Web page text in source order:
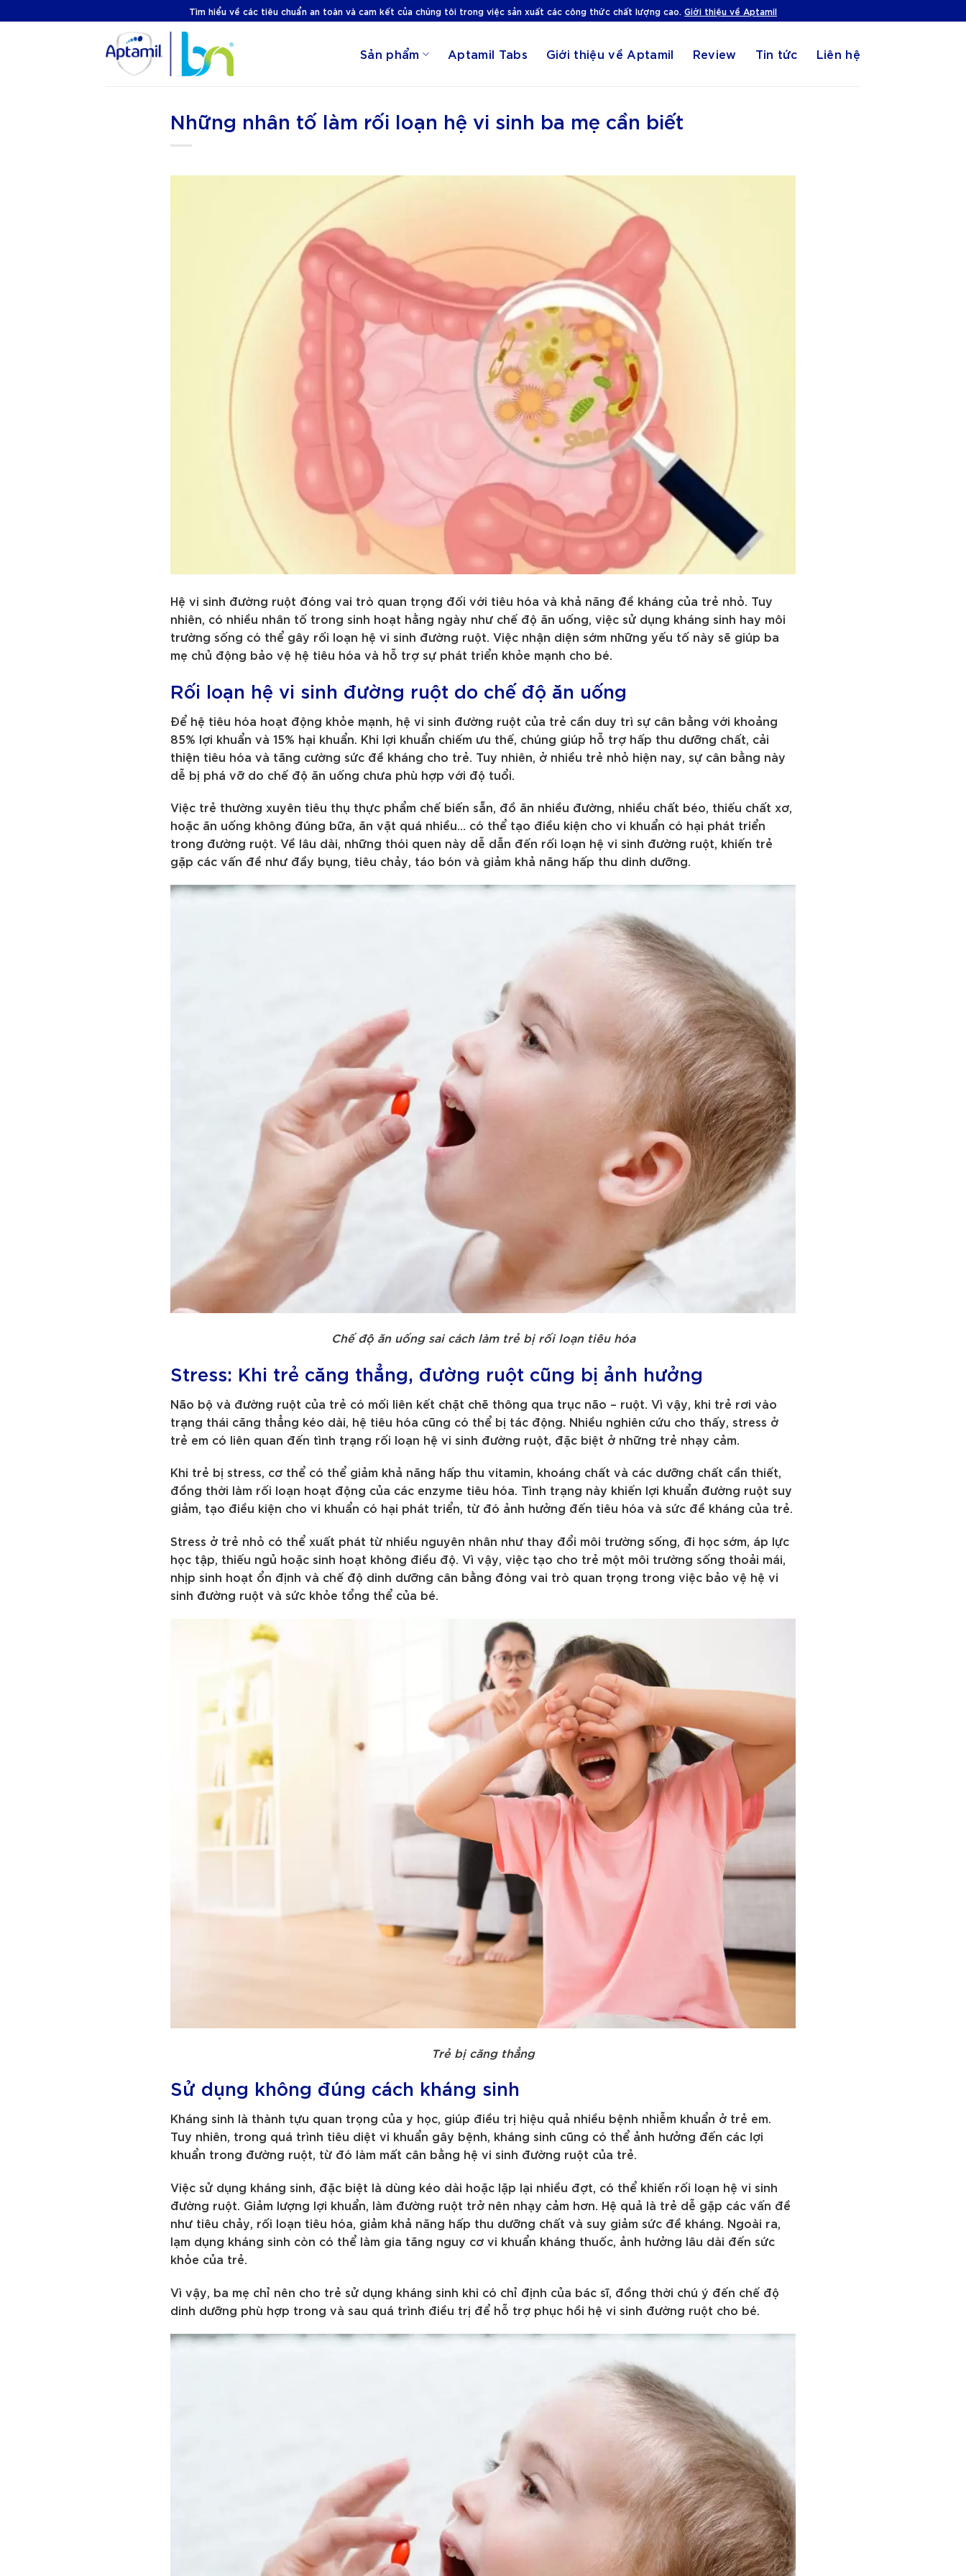
to
Tìm hiểu về các tiêu chuẩn an toàn và cam kết của chúng tôi trong việc sản xuất các công thức chất lượng cao. Giới thiệu về Aptamil
Sản phẩm Aptamil Tabs Giới thiệu về Aptamil Review Tin tức Liên hệ
Những nhân tố làm rối loạn hệ vi sinh ba mẹ cần biết
Hệ vi sinh đường ruột đóng vai trò quan trọng đối với tiêu hóa và khả năng đề kháng của trẻ nhỏ. Tuy
nhiên, có nhiều nhân tố trong sinh hoạt hằng ngày như chế độ ăn uống, việc sử dụng kháng sinh hay môi
trường sống có thể gây rối loạn hệ vi sinh đường ruột. Việc nhận diện sớm những yếu tố này sẽ giúp ba
mẹ chủ động bảo vệ hệ tiêu hóa và hỗ trợ sự phát triển khỏe mạnh cho bé.
Rối loạn hệ vi sinh đường ruột do chế độ ăn uống
Để hệ tiêu hóa hoạt động khỏe mạnh, hệ vi sinh đường ruột của trẻ cần duy trì sự cân bằng với khoảng
85% lợi khuẩn và 15% hại khuẩn. Khi lợi khuẩn chiếm ưu thế, chúng giúp hỗ trợ hấp thu dưỡng chất, cải
thiện tiêu hóa và tăng cường sức đề kháng cho trẻ. Tuy nhiên, ở nhiều trẻ nhỏ hiện nay, sự cân bằng này
dễ bị phá vỡ do chế độ ăn uống chưa phù hợp với độ tuổi.
Việc trẻ thường xuyên tiêu thụ thực phẩm chế biến sẵn, đồ ăn nhiều đường, nhiều chất béo, thiếu chất xơ,
hoặc ăn uống không đúng bữa, ăn vặt quá nhiều… có thể tạo điều kiện cho vi khuẩn có hại phát triển
trong đường ruột. Về lâu dài, những thói quen này dễ dẫn đến rối loạn hệ vi sinh đường ruột, khiến trẻ
gặp các vấn đề như đầy bụng, tiêu chảy, táo bón và giảm khả năng hấp thu dinh dưỡng.
Chế độ ăn uống sai cách làm trẻ bị rối loạn tiêu hóa
Stress: Khi trẻ căng thẳng, đường ruột cũng bị ảnh hưởng
Não bộ và đường ruột của trẻ có mối liên kết chặt chẽ thông qua trục não – ruột. Vì vậy, khi trẻ rơi vào
trạng thái căng thẳng kéo dài, hệ tiêu hóa cũng có thể bị tác động. Nhiều nghiên cứu cho thấy, stress ở
trẻ em có liên quan đến tình trạng rối loạn hệ vi sinh đường ruột, đặc biệt ở những trẻ nhạy cảm.
Khi trẻ bị stress, cơ thể có thể giảm khả năng hấp thu vitamin, khoáng chất và các dưỡng chất cần thiết,
đồng thời làm rối loạn hoạt động của các enzyme tiêu hóa. Tình trạng này khiến lợi khuẩn đường ruột suy
giảm, tạo điều kiện cho vi khuẩn có hại phát triển, từ đó ảnh hưởng đến tiêu hóa và sức đề kháng của trẻ.
Stress ở trẻ nhỏ có thể xuất phát từ nhiều nguyên nhân như thay đổi môi trường sống, đi học sớm, áp lực
học tập, thiếu ngủ hoặc sinh hoạt không điều độ. Vì vậy, việc tạo cho trẻ một môi trường sống thoải mái,
nhịp sinh hoạt ổn định và chế độ dinh dưỡng cân bằng đóng vai trò quan trọng trong việc bảo vệ hệ vi
sinh đường ruột và sức khỏe tổng thể của bé.
Trẻ bị căng thẳng
Sử dụng không đúng cách kháng sinh
Kháng sinh là thành tựu quan trọng của y học, giúp điều trị hiệu quả nhiều bệnh nhiễm khuẩn ở trẻ em.
Tuy nhiên, trong quá trình tiêu diệt vi khuẩn gây bệnh, kháng sinh cũng có thể ảnh hưởng đến các lợi
khuẩn trong đường ruột, từ đó làm mất cân bằng hệ vi sinh đường ruột của trẻ.
Việc sử dụng kháng sinh, đặc biệt là dùng kéo dài hoặc lặp lại nhiều đợt, có thể khiến rối loạn hệ vi sinh
đường ruột. Giảm lượng lợi khuẩn, làm đường ruột trở nên nhạy cảm hơn. Hệ quả là trẻ dễ gặp các vấn đề
như tiêu chảy, rối loạn tiêu hóa, giảm khả năng hấp thu dưỡng chất và suy giảm sức đề kháng. Ngoài ra,
lạm dụng kháng sinh còn có thể làm gia tăng nguy cơ vi khuẩn kháng thuốc, ảnh hưởng lâu dài đến sức
khỏe của trẻ.
Vì vậy, ba mẹ chỉ nên cho trẻ sử dụng kháng sinh khi có chỉ định của bác sĩ, đồng thời chú ý đến chế độ
dinh dưỡng phù hợp trong và sau quá trình điều trị để hỗ trợ phục hồi hệ vi sinh đường ruột cho bé.